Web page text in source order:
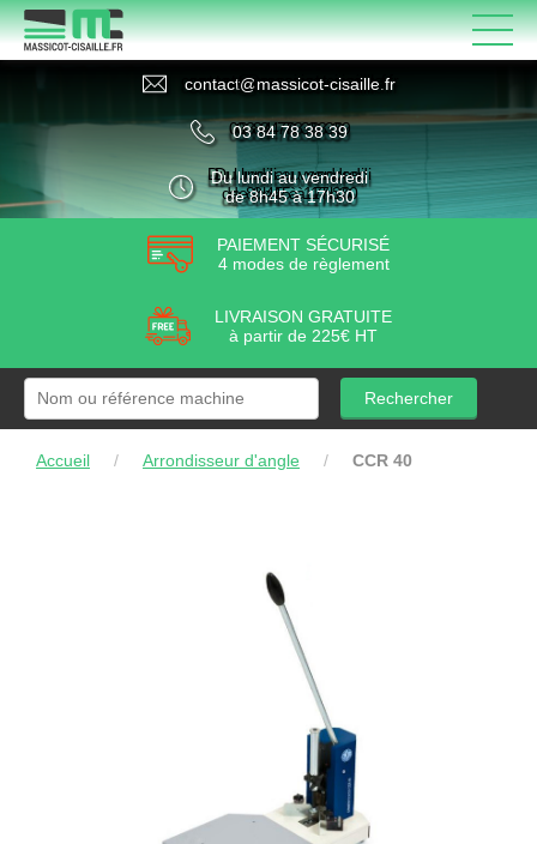
contact@massicot-cisaille fr
03 84 78 38 39
Du lundi au vendredi
de 8h45 à 17h30
PAIEMENT SÉCURISÉ
4 modes de règlement
LIVRAISON GRATUITE
à partir de 225€ HT
Rechercher
Accueil / Arrondisseur d'angle / CCR 40